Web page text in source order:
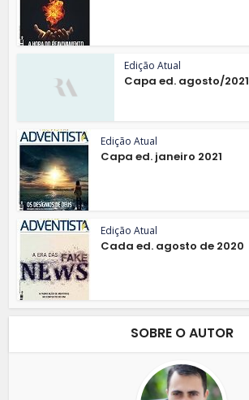
Edição Atual
Capa ed. agosto/2021
Edição Atual
Capa ed. janeiro 2021
Edição Atual
Cada ed. agosto de 2020
SOBRE O AUTOR